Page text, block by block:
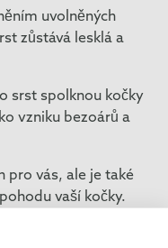
uvolněných
zůstává lesklá a
srst spolknou kočky
vzniku bezoárů a
pro vás, ale je také
vaší kočky.